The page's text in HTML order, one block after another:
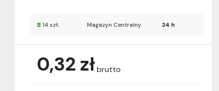
0,32 złbrutto
14 szt. Magazyn Centralny 24 h